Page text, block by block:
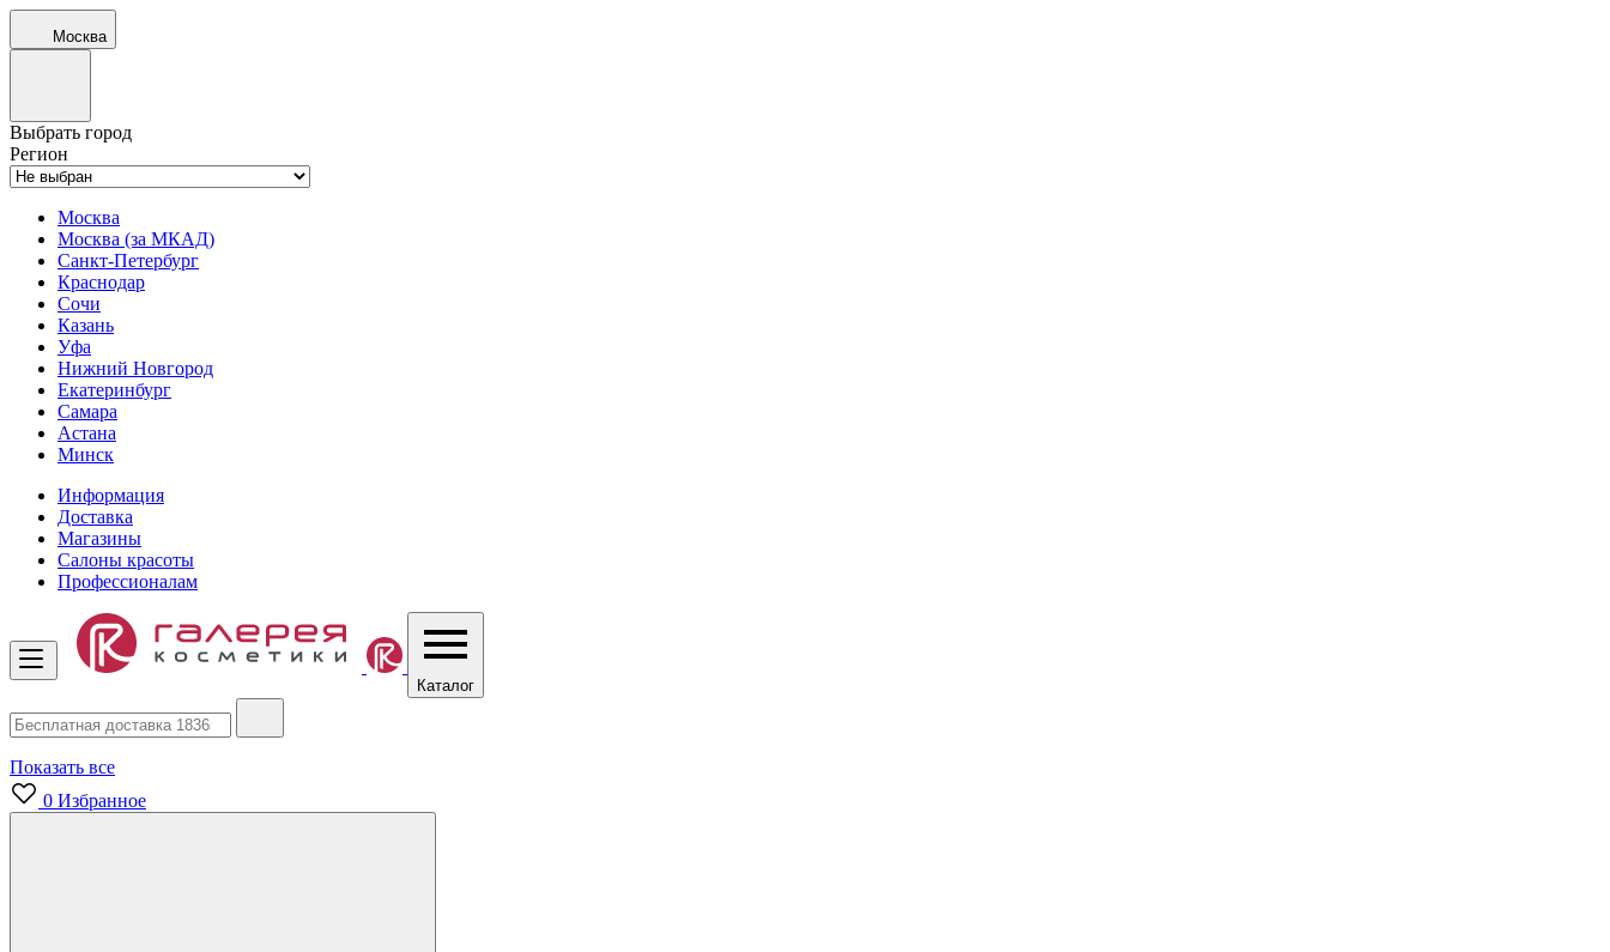
Москва
Выбрать город
Регион
Москва
Москва (за МКАД)
Санкт-Петербург
Краснодар
Сочи
Казань
Уфа
Нижний Новгород
Екатеринбург
Самара
Астана
Минск
Информация
Доставка
Магазины
Салоны красоты
Профессионалам
Каталог
Показать все
0 Избранное